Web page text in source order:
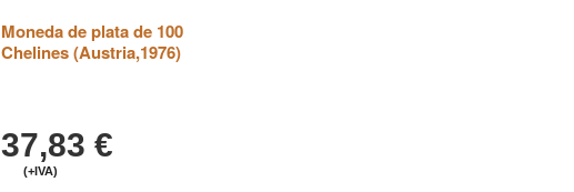
Moneda de plata de 100
Chelines (Austria,1976)
37,83 €
(+IVA)